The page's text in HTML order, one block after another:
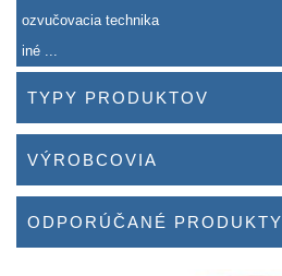
ozvučovacia technika
iné ...
TYPY PRODUKTOV
VÝROBCOVIA
ODPORÚČANÉ PRODUKTY